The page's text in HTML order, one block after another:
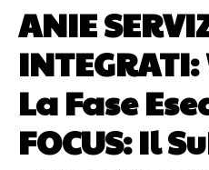
ANIE
La Fase
FOCUS: Il